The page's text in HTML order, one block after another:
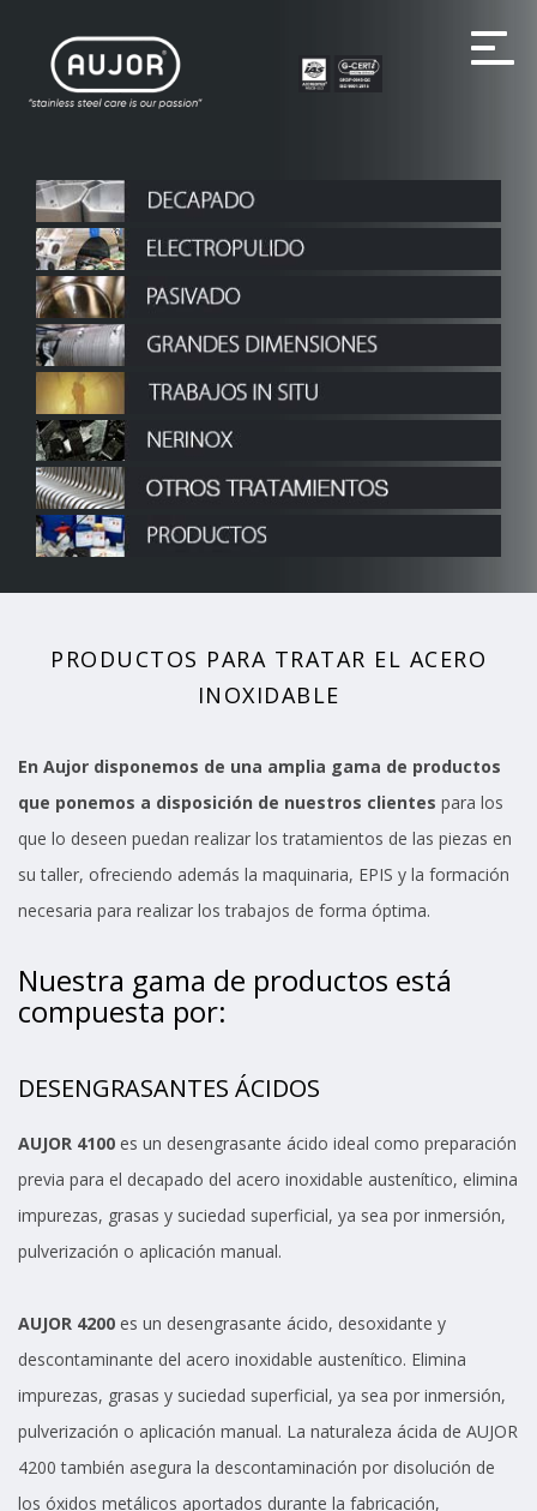
PRODUCTOS PARA TRATAR EL ACERO
INOXIDABLE
En Aujor disponemos de una amplia gama de productos
que ponemos a disposición de nuestros clientes para los
que lo deseen puedan realizar los tratamientos de las piezas en
su taller, ofreciendo además la maquinaria, EPIS y la formación
necesaria para realizar los trabajos de forma óptima.
Nuestra gama de productos está
compuesta por:
DESENGRASANTES ÁCIDOS
AUJOR 4100 es un desengrasante ácido ideal como preparación
previa para el decapado del acero inoxidable austenítico, elimina
impurezas, grasas y suciedad superficial, ya sea por inmersión,
pulverización o aplicación manual.
AUJOR 4200 es un desengrasante ácido, desoxidante y
descontaminante del acero inoxidable austenítico. Elimina
impurezas, grasas y suciedad superficial, ya sea por inmersión,
pulverización o aplicación manual. La naturaleza ácida de AUJOR
4200 también asegura la descontaminación por disolución de
los óxidos metálicos aportados durante la fabricación,